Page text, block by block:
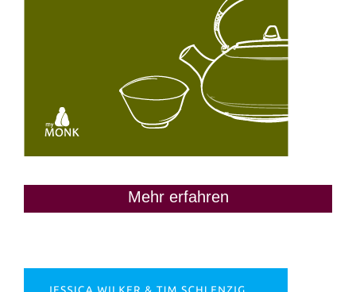
Mehr erfahren